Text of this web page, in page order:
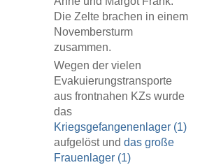
Die Zelte brachen in einem
Novembersturm
zusammen.
Wegen der vielen
Evakuierungstransporte
aus frontnahen KZs wurde
das
Kriegsgefangenenlager (1)
aufgelöst unddas große
Frauenlager (1)